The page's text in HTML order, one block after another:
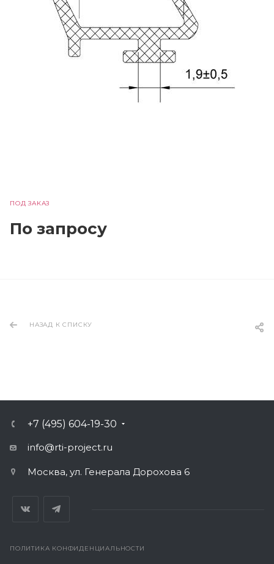
ПОД ЗАКАЗ
По запросу
НАЗАД К СПИСКУ
+7 (495) 604-19-30
info@rti-project.ru
Москва, ул. Генерала Дорохова 6
ПОЛИТИКА КОНФИДЕНЦИАЛЬНОСТИ